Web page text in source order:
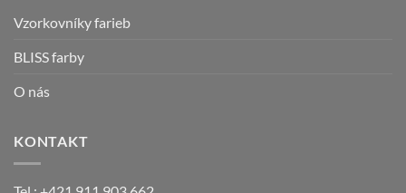
Vzorkovníky farieb
BLISS farby
O nás
KONTAKT